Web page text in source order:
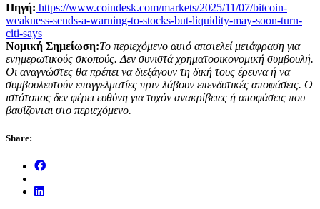
Πηγή: https://www.coindesk.com/markets/2025/11/07/bitcoin-
weakness-sends-a-warning-to-stocks-but-liquidity-may-soon-turn-
citi-says
Νομική Σημείωση:Το περιεχόμενο αυτό αποτελεί μετάφραση για
ενημερωτικούς σκοπούς. Δεν συνιστά χρηματοοικονομική συμβουλή.
Οι αναγνώστες θα πρέπει να διεξάγουν τη δική τους έρευνα ή να
συμβουλευτούν επαγγελματίες πριν λάβουν επενδυτικές αποφάσεις. Ο
ιστότοπος δεν φέρει ευθύνη για τυχόν ανακρίβειες ή αποφάσεις που
βασίζονται στο περιεχόμενο.
Share: